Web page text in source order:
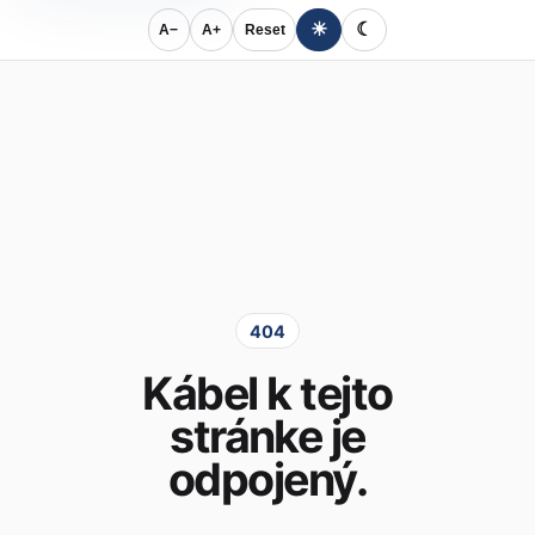
A− A+ Reset ☀ ☾
404
Kábel k tejto
stránke je
odpojený.